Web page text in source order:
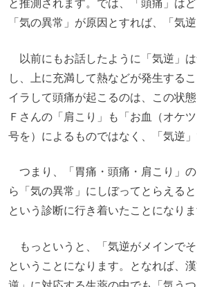
と推測されます。では、「頭痛」は
「気の異常」が原因とすれば、「気逆
以前にもお話したように「気逆」
し、上に充満して熱などが発生する
イラして頭痛が起こるのは、この状態
Ｆさんの「肩こり」も「お血（オケ
号を）によるものではなく、「気逆」
つまり、「胃痛・頭痛・肩こり」
ら「気の異常」にしぼってとらえる
という診断に行き着いたことになりま
もっというと、「気逆がメインで
ということになります。となれば、